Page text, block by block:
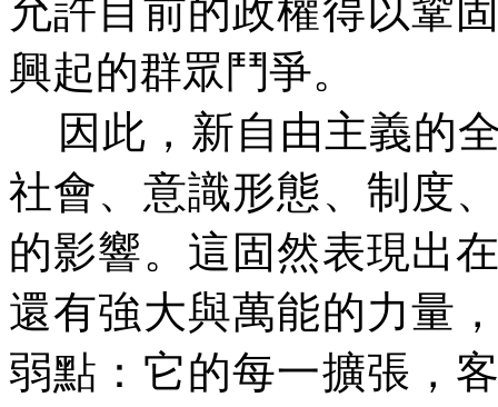
允許目前的政權得以鞏
興起的群眾鬥爭。
因此，新自由主義的
社會、意識形態、制度
的影響。這固然表現出
還有強大與萬能的力量
弱點：它的每一擴張，